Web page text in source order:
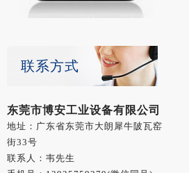
联系方式
东莞市博安工业设备有限公司
地址：广东省东莞市大朗犀牛陂瓦窑
街33号
联系人：韦先生